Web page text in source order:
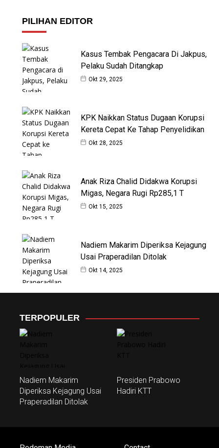
PILIHAN EDITOR
Kasus Tembak Pengacara Di Jakpus,
Pelaku Sudah Ditangkap
Okt 29, 2025
KPK Naikkan Status Dugaan Korupsi
Kereta Cepat Ke Tahap Penyelidikan
Okt 28, 2025
Anak Riza Chalid Didakwa Korupsi
Migas, Negara Rugi Rp285,1 T
Okt 15, 2025
Nadiem Makarim Diperiksa Kejagung
Usai Praperadilan Ditolak
Okt 14, 2025
TERPOPULER
Nadiem Makarim
Diperiksa Kejagung Usai
Praperadilan Ditolak
Presiden Prabowo
Hadiri KTT